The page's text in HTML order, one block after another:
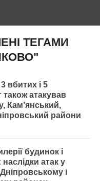
ТЕГАМИ
вбитих і 5
атакував
Кам’янський,
райони
будинок і
атак у
і